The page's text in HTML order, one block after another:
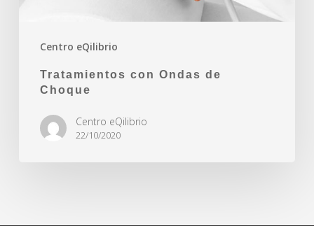
Centro eQilibrio
Tratamientos con Ondas de
Choque
Centro eQilibrio
22/10/2020